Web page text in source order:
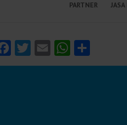
PARTNER
Facebook
Twitter
EmailWhatsApp